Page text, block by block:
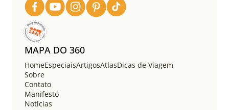
MAPA DO 360
HomeEspeciaisArtigosAtlasDicas de Viagem
Sobre
Contato
Manifesto
Notícias